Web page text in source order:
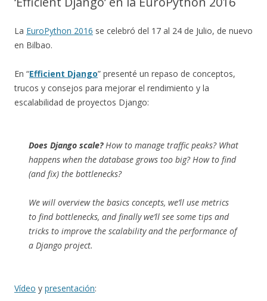
La EuroPython 2016 se celebró del 17 al 24 de Julio, de nuevo
en Bilbao.
En “Efficient Django” presenté un repaso de conceptos,
trucos y consejos para mejorar el rendimiento y la
escalabilidad de proyectos Django:
Does Django scale?How to manage traffic peaks? What
happens when the database grows too big? How to find
(and fix) the bottlenecks?
We will overview the basics concepts, we’ll use metrics
to find bottlenecks, and finally we’ll see some tips and
tricks to improve the scalability and the performance of
a Django project.
Vídeo y presentación: